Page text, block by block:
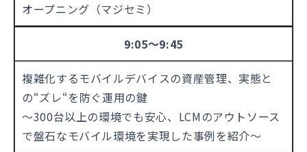
オープニング（マジセミ）
9:05～9:45
複雑化するモバイルデバイスの資産管理、実態と
の“ズレ“を防ぐ運用の鍵
〜300台以上の環境でも安心、LCMのアウトソース
で盤石なモバイル環境を実現した事例を紹介～